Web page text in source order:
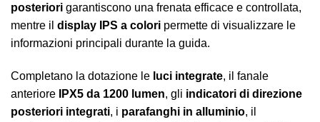
posteriori garantiscono una frenata efficace e controllata,
mentre il display IPS a colori permette di visualizzare le
informazioni principali durante la guida.
Completano la dotazione le luci integrate, il fanale
anteriore
IPX5 da 1200 lumen, gli indicatori di direzione
posteriori integrati, i parafanghi in alluminio, il